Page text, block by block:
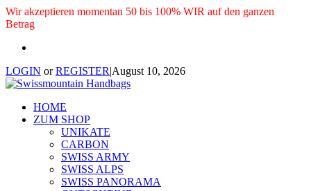
Wir akzeptieren momentan 50 bis 100% WIR auf den ganzen
Betrag
LOGIN orREGISTER|August 10, 2026
HOME
ZUM SHOP
UNIKATE
CARBON
SWISS ARMY
SWISS ALPS
SWISS PANORAMA